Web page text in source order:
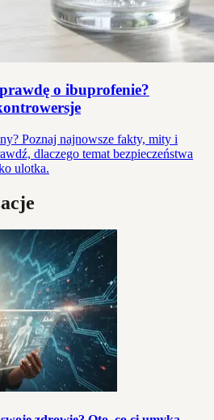
o ibuprofenie?
Poznaj najnowsze fakty, mity i
dlaczego temat bezpieczeństwa
ulotka.